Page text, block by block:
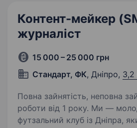
Контент-мейкер
журналіст
15 000 – 25 000 грн
Стандарт, ФК, Дніпро, 3,2
Повна зайнятість, неповна
роботи від 1 року. Ми — молодий, амбітний
футзальний клуб із Дніпра,